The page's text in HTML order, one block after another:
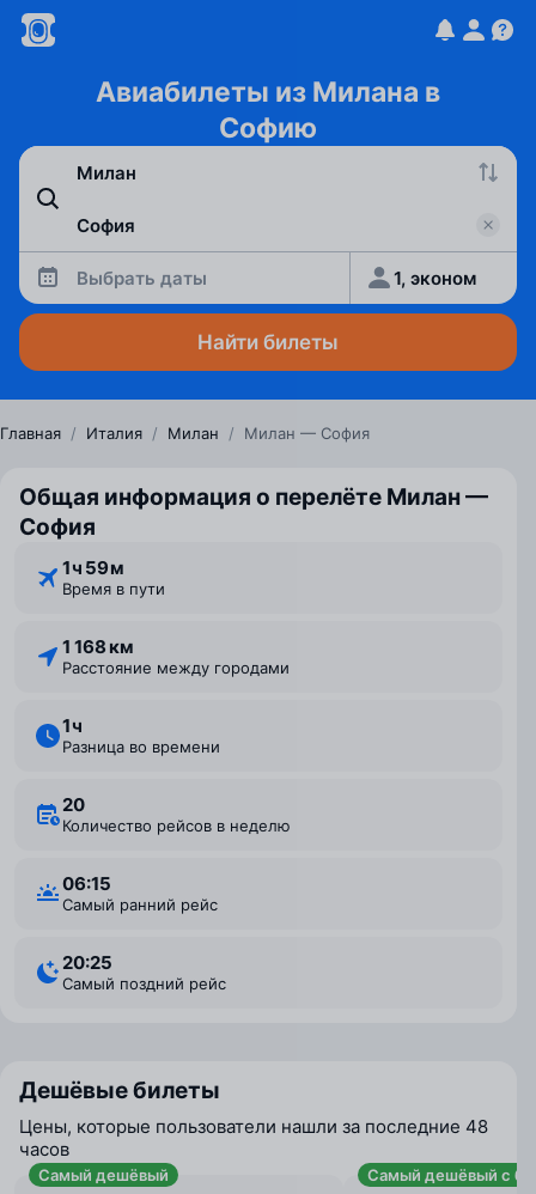
Авиабилеты из Милана в
Софию
Выбрать даты 1, эконом
Найти билеты
Главная / Италия / Милан / Милан — София
Общая информация о перелёте Милан —
София
1 ⁠ч 59 ⁠м
Время в пути
1 168 км
Расстояние между городами
1 ⁠ч
Разница во времени
20
Количество рейсов в неделю
06:15
Самый ранний рейс
20:25
Самый поздний рейс
Дешёвые билеты
Цены, которые пользователи нашли за последние 48
часов
Самый дешёвый Самый дешёвый с